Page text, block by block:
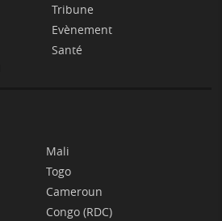
Tribune
Evènement
Santé
Mali
Togo
Cameroun
Congo (RDC)